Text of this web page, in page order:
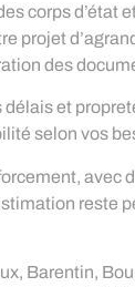
corps d’état
projet
des
et
selon vos
avec
reste
Barentin,